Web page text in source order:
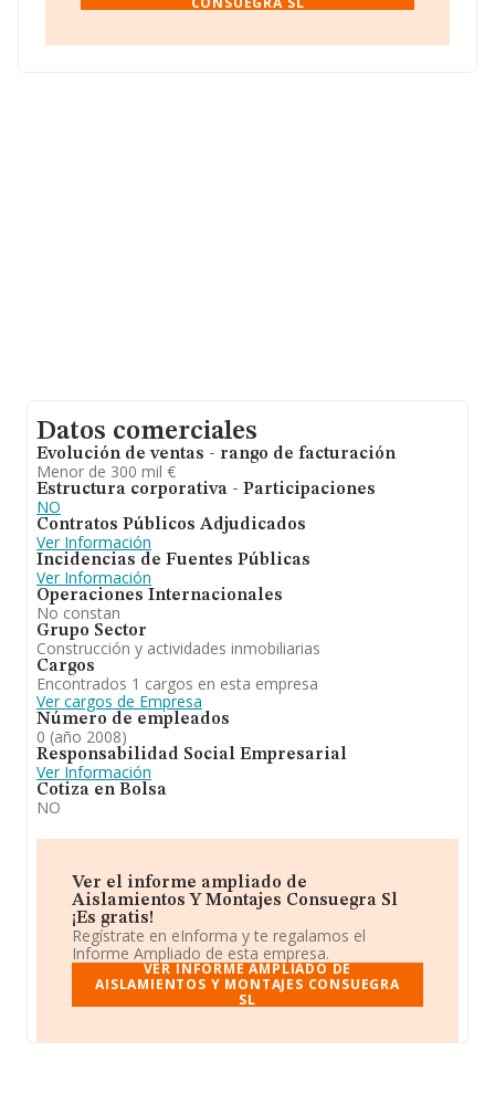
INFORMA constan 3535 empresas, con ventas en 2008
ampliar la información relativa al ámbito de la empresa,
Datos comerciales
Evolución de ventas - rango de facturación
Menor de 300 mil €
Estructura corporativa - Participaciones
NO
Contratos Públicos Adjudicados
Ver Información
Incidencias de Fuentes Públicas
Ver Información
Operaciones Internacionales
No constan
Grupo Sector
Construcción y actividades inmobiliarias
Cargos
Encontrados 1 cargos en esta empresa
Ver cargos de Empresa
Número de empleados
0 (año 2008)
Responsabilidad Social Empresarial
Ver Información
Cotiza en Bolsa
NO
Ver el informe ampliado de
Aislamientos Y Montajes Consuegra Sl
¡Es gratis!
Regístrate en eInforma y te regalamos el
Informe Ampliado de esta empresa.
VER INFORME AMPLIADO DE
AISLAMIENTOS Y MONTAJES CONSUEGRA
SL